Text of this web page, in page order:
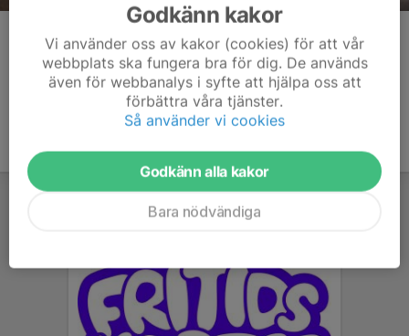
Kommentarer
Godkänn kakor
Vi använder oss av kakor (cookies) för att vår
webbplats ska fungera bra för dig. De används
även för webbanalys i syfte att hjälpa oss att
förbättra våra tjänster.
Så använder vi cookies
Godkänn alla kakor
Bara nödvändiga